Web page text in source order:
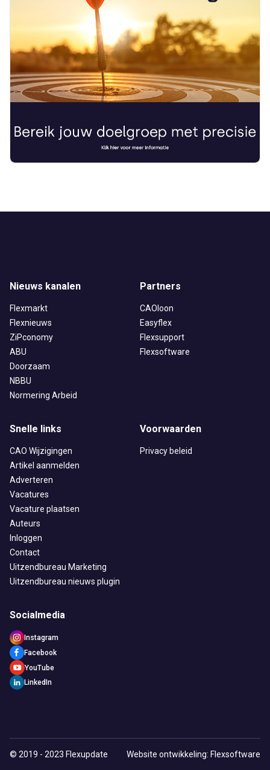
Nieuws kanalen
Flexmarkt
Flexnieuws
ZiPconomy
ABU
Doorzaam
NBBU
Normering Arbeid
Partners
CAOloon
Easyflex
Flexsupport
Flexsoftware
Snelle links
CAO Wijzigingen
Artikel aanmelden
Adverteren
Vacatures
Vacature plaatsen
Auteurs
Inloggen
Contact
Uitzendbureau Marketing
Uitzendbureau nieuws plugin
Voorwaarden
Privacy beleid
Socialmedia
Instagram
Facebook
YouTube
LinkedIn
© 2019 - 2023 Flexupdate Website ontwikkeling: Flexsoftware